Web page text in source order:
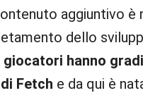
aggiuntivo è
dello
giocatori hanno
Fetch e da qui è